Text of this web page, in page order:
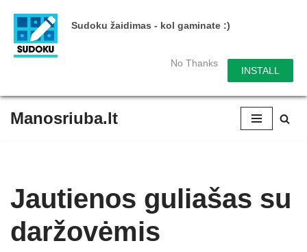
Sudoku žaidimas - kol gaminate :)
No Thanks
INSTALL
content
Manosriuba.lt
Jautienos guliašas su
daržovėmis